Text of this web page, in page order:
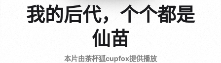
我的后代，个个都是
仙苗
本片由茶杯狐cupfox提供播放